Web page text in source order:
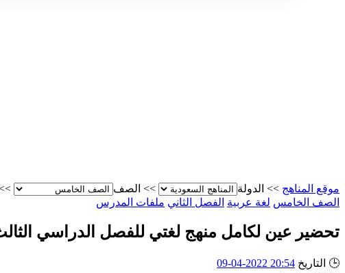
موقع المناهج >> الدولة >> الصف
الصف الخامس لغة عربية الفصل الثاني ملفات المدرس
تحضير عين لكامل منهج لغتي للفصل الدراسي
🕒 التاريخ 20:54 2022-04-09